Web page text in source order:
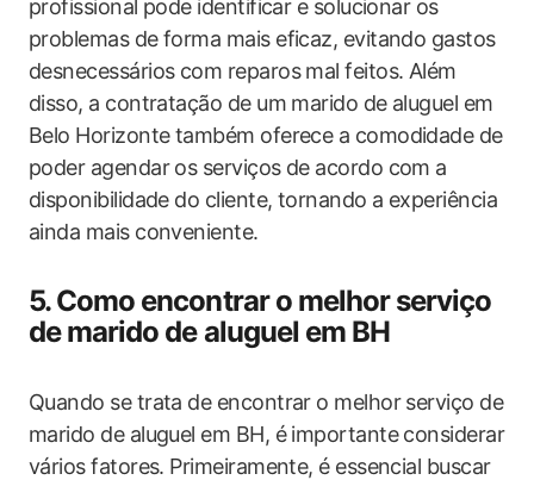
profissional pode identificar e solucionar os
problemas de forma mais eficaz, evitando gastos
desnecessários com reparos mal feitos. Além
disso, a contratação de um marido de aluguel em
Belo Horizonte também oferece a comodidade de
poder agendar os serviços de acordo com a
disponibilidade do cliente, tornando a experiência
ainda mais conveniente.
5. Como encontrar o melhor serviço
de marido de aluguel em BH
Quando se trata de encontrar o melhor serviço de
marido de aluguel em BH, é importante considerar
vários fatores. Primeiramente, é essencial buscar